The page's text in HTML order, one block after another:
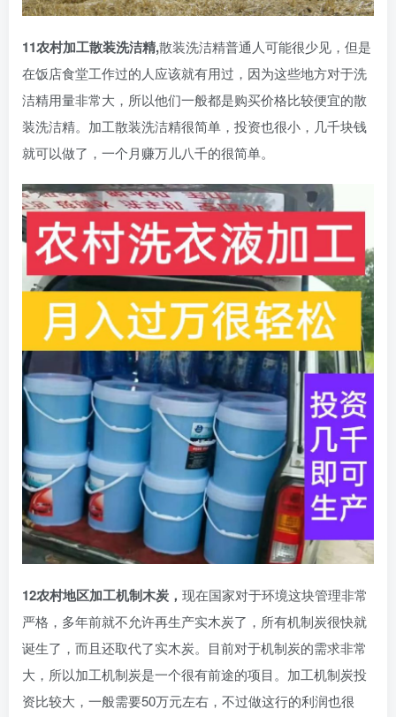
11农村加工散装洗洁精,散装洗洁精普通人可能很少见，但是
在饭店食堂工作过的人应该就有用过，因为这些地方对于洗
洁精用量非常大，所以他们一般都是购买价格比较便宜的散
装洗洁精。加工散装洗洁精很简单，投资也很小，几千块钱
就可以做了，一个月赚万儿八千的很简单。
12农村地区加工机制木炭， 现在国家对于环境这块管理非常
严格，多年前就不允许再生产实木炭了，所有机制炭很快就
诞生了，而且还取代了实木炭。目前对于机制炭的需求非常
大，所以加工机制炭是一个很有前途的项目。加工机制炭投
资比较大，一般需要50万元左右，不过做这行的利润也很